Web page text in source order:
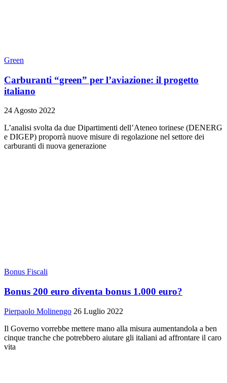
Green
Carburanti “green” per l’aviazione: il progetto
italiano
24 Agosto 2022
L’analisi svolta da due Dipartimenti dell’Ateneo torinese (DENERG
e DIGEP) proporrà nuove misure di regolazione nel settore dei
carburanti di nuova generazione
Bonus Fiscali
Bonus 200 euro diventa bonus 1.000 euro?
Pierpaolo Molinengo 26 Luglio 2022
Il Governo vorrebbe mettere mano alla misura aumentandola a ben
cinque tranche che potrebbero aiutare gli italiani ad affrontare il caro
vita